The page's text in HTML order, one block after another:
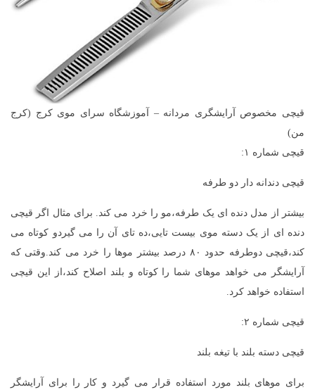
قیچی مخصوص آرایشگری مردانه – آموزشگاه سرای موی کرج (کرج
من)
قیچی شماره ۱:
قیچی دندانه دار دو طرفه
بیشتر از مدل دنده ای یک طرفه،مو را خرد می کند. برای مثال اگر قیچی
دنده ای از یک دسته موی بیست تایی،ده تای آن را می گیردو کوتاه می
کند،قیچی دوطرفه حدود ۸۰ درصد بیشتر موها را خرد می کند.وقتی که
آرایشگر می خواهد موهای شما را کوتاه و بلند اصلاح کند،از این قیچی
استفاده خواهد کرد.
قیچی شماره ۲:
قیچی دسته بلند با تیغه بلند
برای موهای بلند مورد استفاده قرار می گیرد و کار را برای آرایشگر